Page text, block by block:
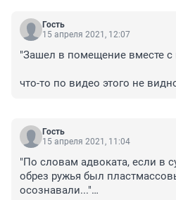
Гость
15 апреля 2021, 12:07
"Зашел в помещение вместе с
что-то по видео этого не
Гость
15 апреля 2021, 11:04
"По словам адвоката, если в
обрез ружья был
осознавали..."